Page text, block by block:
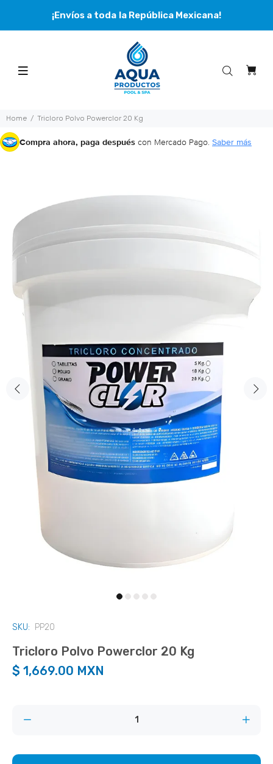
¡Envíos a toda la República Mexicana!
Home Tricloro Polvo Powerclor 20 Kg
Compra ahora, paga después con Mercado Pago. Saber más
SKU: PP20
Tricloro Polvo Powerclor 20 Kg
$ 1,669.00 MXN